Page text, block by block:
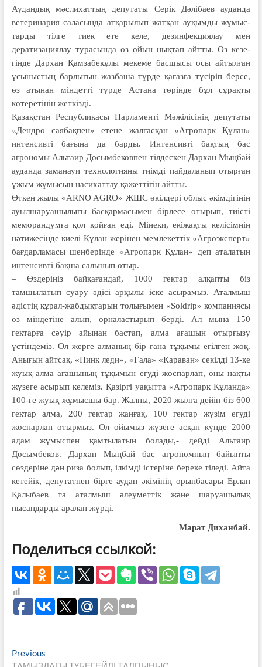
Аудан­дық мәслихаттың депутаты Серік Дәлі­баев ауданда
ветеринария сала­сын­да атқарылып жатқан ауқымды жұмыс­
тарды тілге тиек ете келе, дезин­фекциялау мен
дератизациялау тура­сында өз ойын нықтап айтты. Өз кезе­
гінде Дархан Қамзабекұлы мекеме бас­шысы осы айтылған
ұсыныстың бар­лығын жазбаша түрде қағазға тү­сіріп берсе,
өз атынан міндетті түрде Ас­тана төрінде бұл сұрақты
көтеретінін жет­кізді.
Қазақстан Республикасы Пар­ла­менті Мәжі­лісінің депутаты
«Дендро сая­бақ­­пен» етене жалғасқан «Агро­парк Құлан»
интенсивті бағына да бар­ды. Интенсивті бақтың бас
агрономы Альтаир Досымбековпен тілдескен Дархан Мыңбай
ау­данда заманауи технологияны тиімді пай­даланып отырған
ұжым жұмысын насихаттау қажеттігін айтты.
Өткен жылы «ARNO AGRO» ЖШС өкілдері облыс әкімдігінің
ауыл­шаруашылығы басқармасымен бір­лесе отырып, тиісті
меморандумға қол қойған еді. Мінеки, екіжақты ке­лі­сімнің
нәтижесінде киелі Құлан же­рінен мемлекеттік «Агроэксперт»
бағ­дарламасы шеңберінде «Агропарк Құ­лан» деп аталатын
интенсивті бақша салынып отыр.
– Өздеріңіз байқағандай, 1000 гек­тар алқапты біз
тамшылатып суару әдісі арқылы іске асырамыз. Аталмыш
әдіс­тің құрал-жабдықтарын толығымен «Soldrip» компаниясы
өз міндетіне алып, орналастырып берді. Ал мына 150
гектарға сәуір айынан бастап, алма ағашын отырғызу
үстіндеміз. Ол жерге алманың бір ғана тұқымы егіл­ген жоқ.
Анығын айтсақ, «Пинк леди», «Гала» «Караван» секілді 13-ке
жуық алма ағашының тұқымын егуді жос­парлап, оны нақты
жүзеге асырып келеміз. Қазіргі уақытта «Агропарк Құланда»
100-ге жуық жұмысшы бар. Жалпы, 2020 жылға дейін біз 600
гектар алма, 200 гектар жаңғақ, 100 гектар жүзім егуді
жоспарлап отырмыз. Ол ойымыз жүзеге асқан күнде 2000
адам жұмыспен қамтылатын болады,- дейді Альтаир
Досымбеков. Дархан Мыңбай бас агрономның байыпты
сөздеріне дән риза болып, ілкімді істеріне береке тіледі. Айта
кетейік, депутатпен бірге аудан әкімінің орынбасары Ерлан
Қалыбаев та аталмыш әлеуметтік және шаруашылық
нысандарды аралап жүрді.
Марат Диханбай.
Поделиться ссылкой:
Навигация
PreviousPrevious